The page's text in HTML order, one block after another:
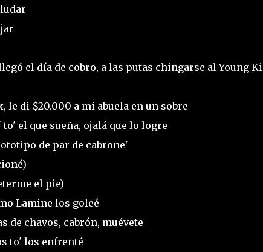
el día de cobro, a las putas chingarse al Young
le di $20.000 a mi abuela en un sobre
el que sueña, ojalá que lo logre
de par de cabrone'
el pie)
Lamine los goleé
de chavos, cabrón, muévete
to' los enfrenté